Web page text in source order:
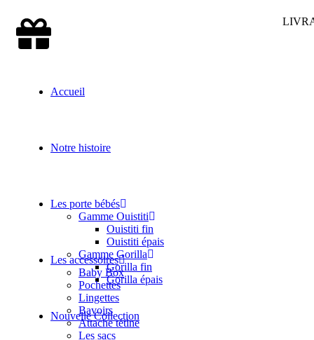
Accueil
Notre histoire
Les porte bébés
Gamme Ouistiti
Ouistiti fin
Ouistiti épais
Gamme Gorilla
Gorilla fin
Gorilla épais
Les accessoires
Baby Box
Pochettes
Lingettes
Bavoirs
Attache tétine
Les sacs
Nouvelle Collection